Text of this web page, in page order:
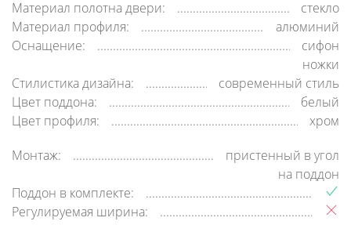
Материал полотна двери:
стекло
Материал профиля:
алюминий
Оснащение:
сифон
ножки
Стилистика дизайна:
современный стиль
Цвет поддона:
белый
Цвет профиля:
хром
Монтаж:
пристенный в угол
на поддон
Поддон в комплекте:
Регулируемая ширина: